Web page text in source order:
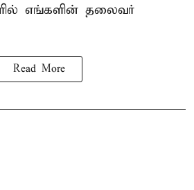
எங்களின் தலைவர்
Read More